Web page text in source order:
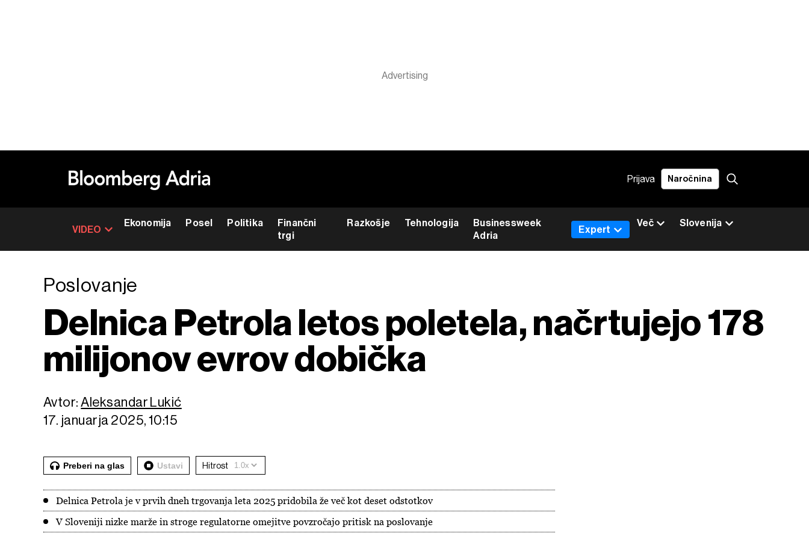
Prijava Naročnina
VIDEO
Ekonomija Posel Politika
Finančni
trgi
Razkošje Tehnologija
Businessweek
Adria
Slovenija
Expert
Več
Poslovanje
Delnica Petrola letos poletela, načrtujejo 178
milijonov evrov dobička
Avtor:Aleksandar Lukić
17. januarja 2025, 10:15
Preberi na glas Ustavi Hitrost
Delnica Petrola je v prvih dneh trgovanja leta 2025 pridobila že več kot deset odstotkov
V Sloveniji nizke marže in stroge regulatorne omejitve povzročajo pritisk na poslovanje